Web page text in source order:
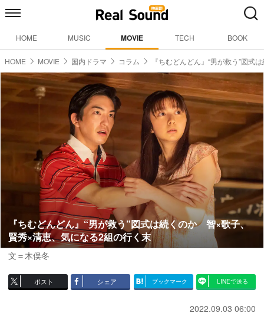
HOME MUSIC MOVIE TECH BOOK
HOME MOVIE 国内ドラマ コラム 『ちむどんどん』“男が救う”図式
『ちむどんどん』“男が救う”図式は続くのか 智×歌子、
賢秀×清恵、気になる2組の行く末
文＝木俣冬
ポスト シェア ブックマーク LINEで送る
2022.09.03 06:00